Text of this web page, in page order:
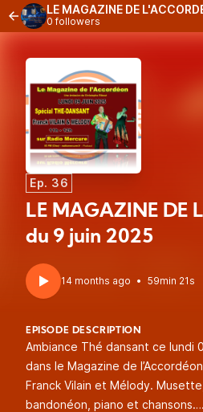
LE MAGAZINE DE
0 followers
Ep. 36
LE MAGAZINE DE
du 9 juin 2025
14 months ago • 59min 21s
EPISODE DESCRIPTION
Ambiance Thé dansant ce lundi
dans le Magazine de
Franck Vilain et Mélody.
bandonéon, piano et